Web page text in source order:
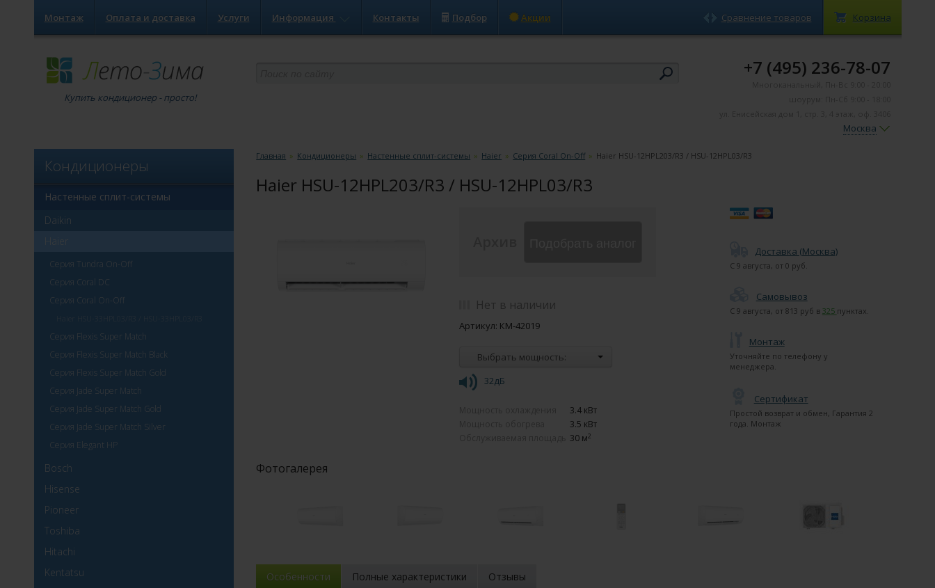
Сравнение товаров Корзина
Монтаж Оплата и доставка Услуги Информация Контакты Подбор Акции
Купить кондиционер - просто!
+7 (495) 236-78-07
Москва
Кондиционеры
Настенные сплит-системы
Daikin
Haier
Серия Tundra On-Off
Серия Coral DC
Серия Coral On-Off
Серия Flexis Super Match
Серия Flexis Super Match Black
Серия Flexis Super Match Gold
Серия Jade Super Match
Серия Jade Super Match Gold
Серия Jade Super Match Silver
Серия Elegant HP
Bosch
Hisense
Pioneer
Toshiba
Hitachi
Kentatsu
Главная » Кондиционеры » Настенные сплит-системы » Haier » Серия Coral On-Off » Haier HSU-12HPL203/R3 / HSU-12HPL03/R3
Haier HSU-12HPL203/R3 / HSU-12HPL03/R3
Нет в наличии
Артикул: КМ-42019
Выбрать мощность:
32дБ
3.4 кВт
3.5 кВт
30 м2
Доставка (Москва)
С 9 августа, от 0 руб.
Самовывоз
С 9 августа, от 813 руб в 325 пунктах.
Монтаж
Уточняйте по телефону у
менеджера.
Сертификат
Простой возврат и обмен, Гарантия 2
года. Монтаж
Фотогалерея
Особенности Полные характеристики Отзывы